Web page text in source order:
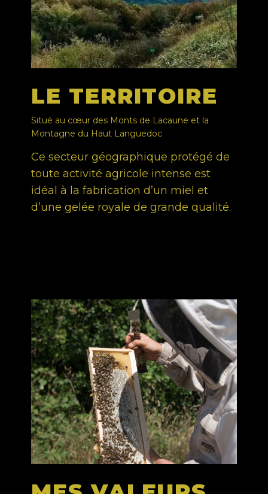
LE TERRITOIRE
Situé au cœur des Monts de Lacaune et la
Montagne du Haut Languedoc
Ce secteur géographique protégé de
toute activité agricole intense est
idéal à la fabrication d’un miel et
d’une gelée royale de grande qualité.